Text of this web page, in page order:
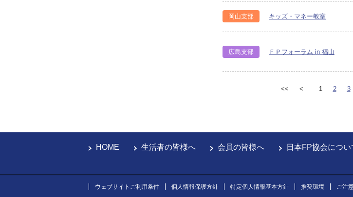
岡山支部 キッズ・マネー教室
広島支部 ＦＰフォーラム in 福山
<< < 1 2 3
HOME 生活者の皆様へ 会員の皆様へ 日本FP協会につい
ウェブサイトご利用条件 個人情報保護方針 特定個人情報基本方針 推奨環境 ご注